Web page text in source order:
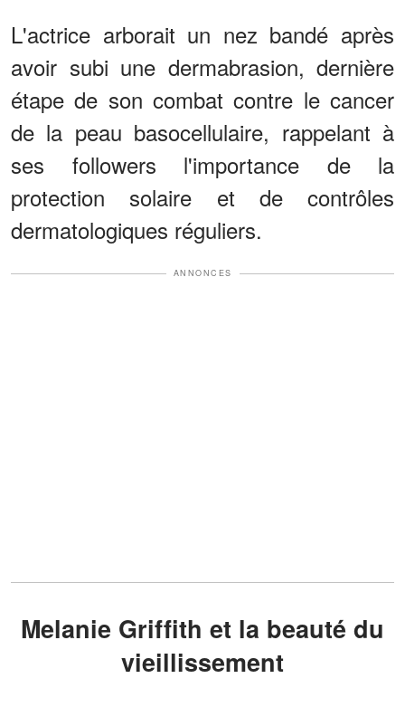
L'actrice arborait un nez bandé après
avoir subi une dermabrasion, dernière
étape de son combat contre le cancer
de la peau basocellulaire, rappelant à
ses followers l'importance de la
protection solaire et de contrôles
dermatologiques réguliers.
ANNONCES
Melanie Griffith et la beauté du
vieillissement